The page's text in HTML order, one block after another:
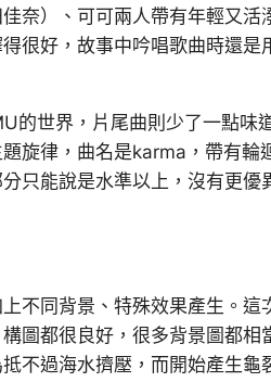
奈）、可可兩人帶有年輕又活
很好，故事中吟唱歌曲時還是
的世界，片尾曲則少了一點味
旋律，曲名是karma，帶有輪
只能說是水準以上，沒有更優
不同背景、特殊效果產生。這
圖都很良好，很多背景圖都相
不過海水擠壓，而開始產生龜